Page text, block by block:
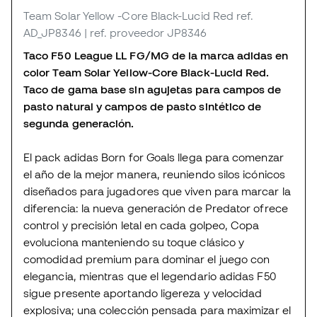
Team Solar Yellow -Core Black-Lucid Red ref.
AD_JP8346 | ref. proveedor JP8346
Taco F50 League LL FG/MG de la marca adidas en
color Team Solar Yellow-Core Black-Lucid Red.
Taco de gama base sin agujetas para campos de
pasto natural y campos de pasto sintético de
segunda generación.
El pack adidas Born for Goals llega para comenzar
el año de la mejor manera, reuniendo silos icónicos
diseñados para jugadores que viven para marcar la
diferencia: la nueva generación de Predator ofrece
control y precisión letal en cada golpeo, Copa
evoluciona manteniendo su toque clásico y
comodidad premium para dominar el juego con
elegancia, mientras que el legendario adidas F50
sigue presente aportando ligereza y velocidad
explosiva; una colección pensada para maximizar el